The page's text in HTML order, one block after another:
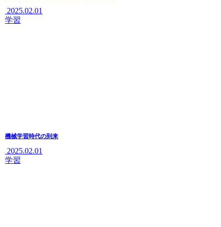
2025.02.01
学習
機械学習時代の到来
2025.02.01
学習